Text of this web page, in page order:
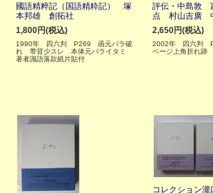
國語精粹記（国語精粋記） 塚
本邦雄 創拓社
1,800円(税込)
1990年 四六判 P269 函元パラ破
れ 帯背少スレ 本体元パライタミ
著者識語落款紙片貼付
評伝・中島敦
点 村山吉廣
2,650円(税込)
2002年 四六判
ページ上角折れ跡
コレクション